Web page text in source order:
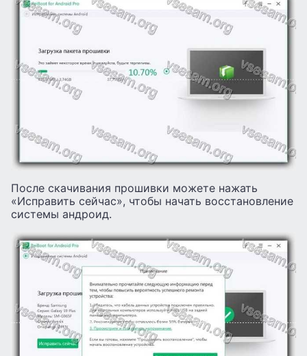
После скачивания прошивки можете нажать
«Исправить сейчас», чтобы начать восстановление
системы андроид.